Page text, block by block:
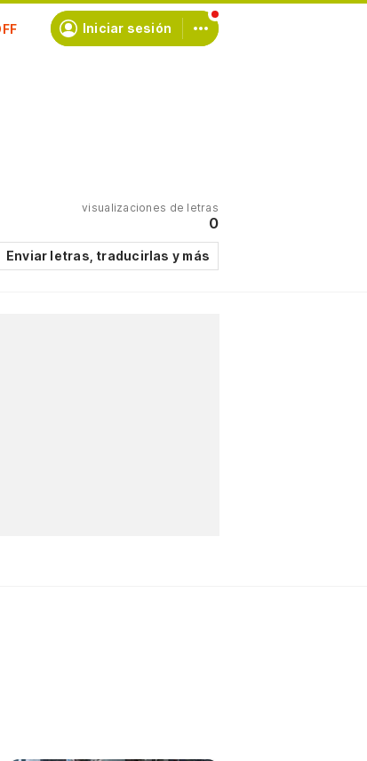
Iniciar sesión
visualizaciones de letras
0
Enviar letras, traducirlas y más